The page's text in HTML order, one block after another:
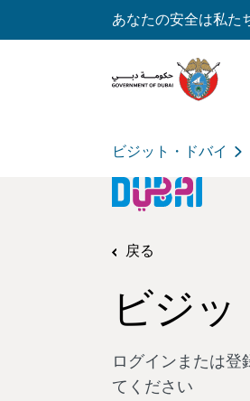
あなたの安全は私た
ビジット・ドバイ
戻る
ビジ
ログインまたは
てください